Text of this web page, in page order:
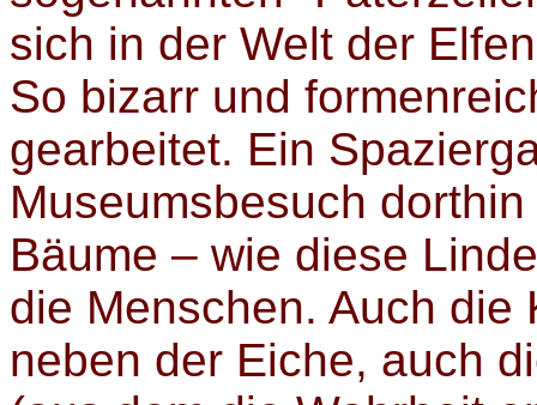
sich in der Welt der
So bizarr und
gearbeitet. Ein
Museumsbesuch
Bäume – wie diese
die Menschen. Auch die
neben der Eiche, auch